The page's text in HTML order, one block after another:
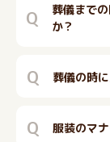
Q
葬儀まで
か？
Q 葬儀の時
Q 服装のマ